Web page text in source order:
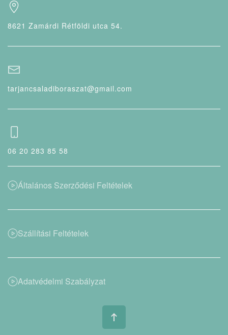
8621 Zamárdi Rétföldi utca 54.
tarjancsaladiboraszat@gmail.com
06 20 283 85 58
Általános Szerződési Feltételek
Szállítási Feltételek
Adatvédelmi Szabályzat